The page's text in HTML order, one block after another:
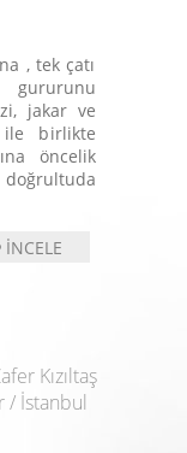
, tek çatı
gururunu
jakar ve
ile birlikte
öncelik
İNCELE
Kızıltaş
/ İstanbul